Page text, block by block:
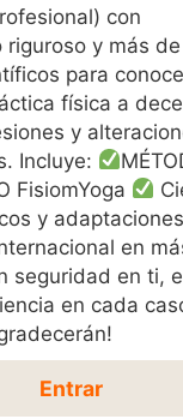
con
riguroso y más
para
física a
y
Incluye:
FisiomYoga
y adaptaciones
en
seguridad en ti,
en cada
Entrar